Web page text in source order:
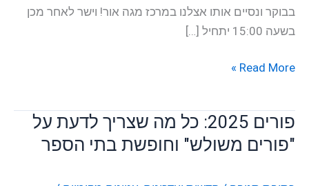
בבוקר ונסיים אותו אצלנו במרכז מגה אור! וישר לאחר מכן
בשעה 15:00 יתחיל […]
Read More »
פורים 2025: כל מה שצריך לדעת על
"פורים משולש" וחופשת בתי הספר
פורים
2025: